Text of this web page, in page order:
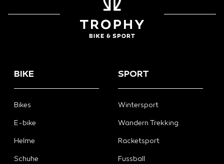
BIKE
Bikes
E-bike
Helme
Schuhe
SPORT
Wintersport
Wandern Trekking
Racketsport
Fussball